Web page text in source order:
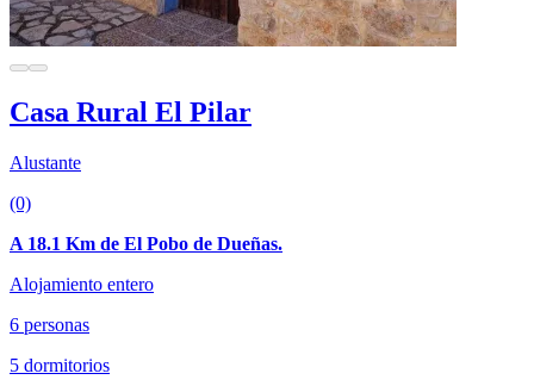
Casa Rural El Pilar
Alustante
(0)
A 18.1 Km de El Pobo de Dueñas.
Alojamiento entero
6 personas
5 dormitorios